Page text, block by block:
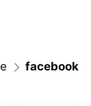
facebook